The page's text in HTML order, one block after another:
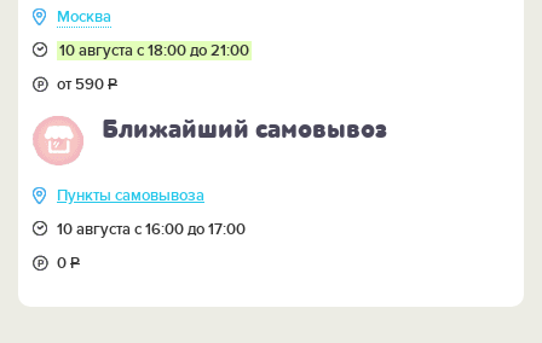
Москва
10 августа с 18:00 до 21:00
от 590Р
Ближайший самовывоз
Пункты самовывоза
10 августа с 16:00 до 17:00
0Р